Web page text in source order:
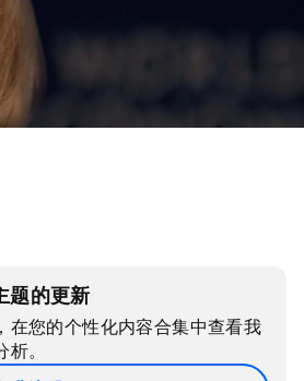
题的更新
在您的个性化内容合集中查看我
。